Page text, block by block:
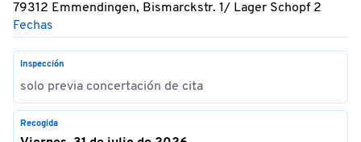
79312 Emmendingen, Bismarckstr. 1/ Lager Schopf 2
Fechas
Inspección
solo previa concertación de cita
Recogida